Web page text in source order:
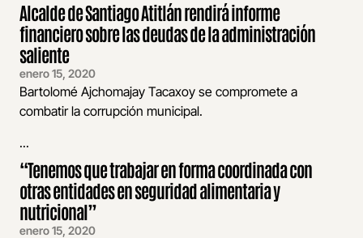
Alcalde de Santiago Atitlán rendirá informe
financiero sobre las deudas de la administración
saliente
enero 15, 2020
Bartolomé Ajchomajay Tacaxoy se compromete a
combatir la corrupción municipal.
...
“Tenemos que trabajar en forma coordinada con
otras entidades en seguridad alimentaria y
nutricional”
enero 15, 2020